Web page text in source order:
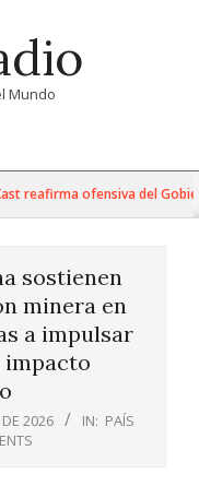
Mundo
reafirma ofensiva del
sostienen
minera en
a impulsar
DE 2026 IN: PAÍS